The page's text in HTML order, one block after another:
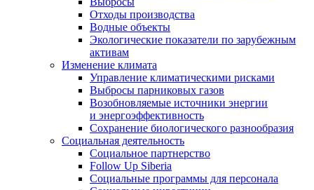
Отходы производства
Водные объекты
Экологические показатели по зарубежным
активам
Изменение климата
Управление климатическими рисками
Выбросы парниковых газов
Возобновляемые источники энергии
и энергоэффективность
Сохранение биологического разнообразия
Социальная деятельность
Социальное партнерство
Follow Up Siberia
Социальные программы для персонала